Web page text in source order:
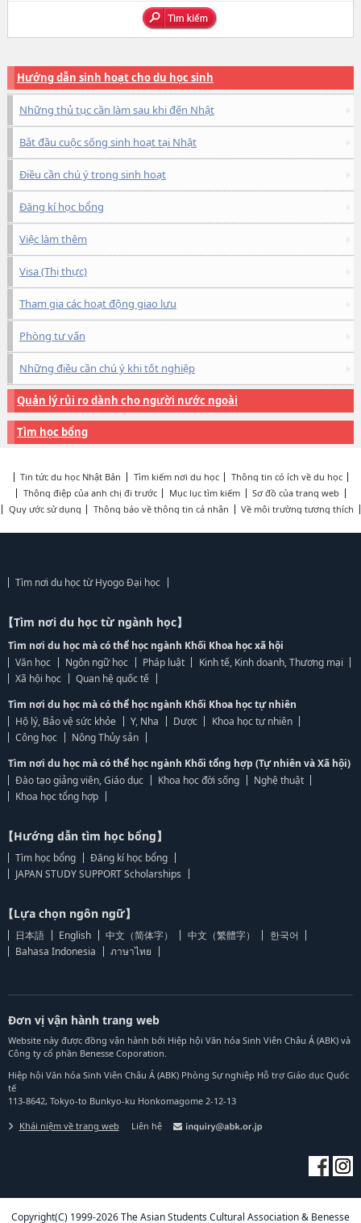
Hướng dẫn sinh hoạt cho du học sinh
Những thủ tục cần làm sau khi đến Nhật
Bắt đầu cuộc sống sinh hoạt tại Nhật
Điều cần chú ý trong sinh hoạt
Đăng kí học bổng
Việc làm thêm
Visa (Thị thực)
Tham gia các hoạt động giao lưu
Phòng tư vấn
Những điều cần chú ý khi tốt nghiệp
Quản lý rủi ro dành cho người nước ngoài
Tìm học bổng
Tin tức du học Nhật Bản Tìm kiếm nơi du học
Thông tin có ích về du học
Thông điệp của anh chị đi trước
Mục lục tìm kiếm
Sơ đồ của trang web
Quy ước sử dụng
Thông báo về thông tin cá nhân Về môi trường tương thích
Tìm nơi du học từ Hyogo Đại học
【Tìm nơi du học từ ngành học】
Tìm nơi du học mà có thể học ngành Khối Khoa học xã hội
Văn học
Ngôn ngữ học Pháp luật
Kinh tế, Kinh doanh, Thương mại
Xã hội học
Quan hệ quốc tế
Tìm nơi du học mà có thể học ngành Khối Khoa học tự nhiên
Hộ lý, Bảo vệ sức khỏe
Y, Nha Dược
Khoa học tự nhiên
Công học
Nông Thủy sản
Tìm nơi du học mà có thể học ngành Khối tổng hợp (Tự nhiên và Xã hội)
Đào tạo giảng viên, Giáo dục
Khoa học đời sống
Nghệ thuật
Khoa học tổng hợp
【Hướng dẫn tìm học bổng】
Tìm học bổng
Đăng kí học bổng
JAPAN STUDY SUPPORT Scholarships
【Lựa chọn ngôn ngữ】
日本語 English 中文（简体字） 中文（繁體字）
한국어
Bahasa Indonesia
ภาษาไทย
Đơn vị vận hành trang web
Website này được đồng vận hành bởi Hiệp hội Văn hóa Sinh Viên Châu Á (ABK) và
Công ty cổ phần Benesse Coporation.
Hiệp hội Văn hóa Sinh Viên Châu Á (ABK) Phòng Sự nghiệp Hỗ trợ Giáo dục Quốc
tế
113-8642, Tokyo-to Bunkyo-ku Honkomagome 2-12-13
Khái niệm về trang web Liên hệ
Copyright(C) 1999-2026 The Asian Students Cultural Association & Benesse